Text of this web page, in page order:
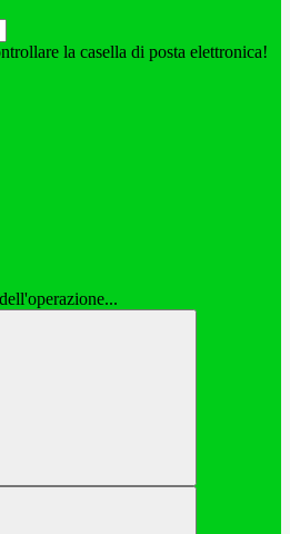
la casella di posta elettronica!